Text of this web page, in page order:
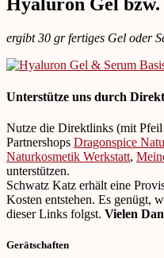
Hyaluron Gel bzw.
ergibt 30 gr fertiges Gel oder
Unterstütze uns durch
Nutze die Direktlinks (mit
Partnershops Dragonspice
Naturkosmetik Werkstatt,
unterstützen.
Schwatz Katz erhält eine
Kosten entstehen. Es genügt,
dieser Links folgst. Vielen
Gerätschaften